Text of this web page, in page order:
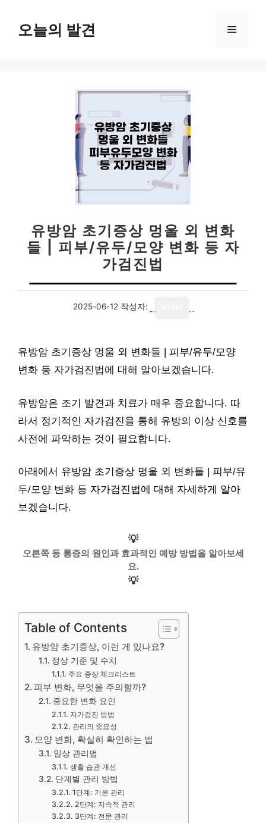
오늘의 발견 메
유방암 초기증상 멍울 외 변화
들 | 피부/유두/모양 변화 등 자
가검진법
2025-06-12 작성자:
유방암 초기증상 멍울 외 변화들 | 피부/유두/모양
변화 등 자가검진법에 대해 알아보겠습니다.
유방암은 조기 발견과 치료가 매우 중요합니다. 따
라서 정기적인 자가검진을 통해 유방의 이상 신호를
사전에 파악하는 것이 필요합니다.
아래에서 유방암 초기증상 멍울 외 변화들 | 피부/유
두/모양 변화 등 자가검진법에 대해 자세하게 알아
보겠습니다.
💡
오른쪽 등 통증의 원인과 효과적인 예방 방법을 알아보세
요.
💡
Table of Contents
유방암 초기증상, 이런 게 있나요?
정상 기준 및 수치
주요 증상 체크리스트
피부 변화, 무엇을 주의할까?
중요한 변화 요인
자가검진 방법
관리의 중요성
모양 변화, 확실히 확인하는 법
일상 관리법
생활 습관 개선
단계별 관리 방법
1단계: 기본 관리
2단계: 지속적 관리
3단계: 전문 관리